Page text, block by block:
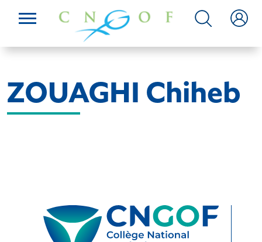
ZOUAGHI Chiheb